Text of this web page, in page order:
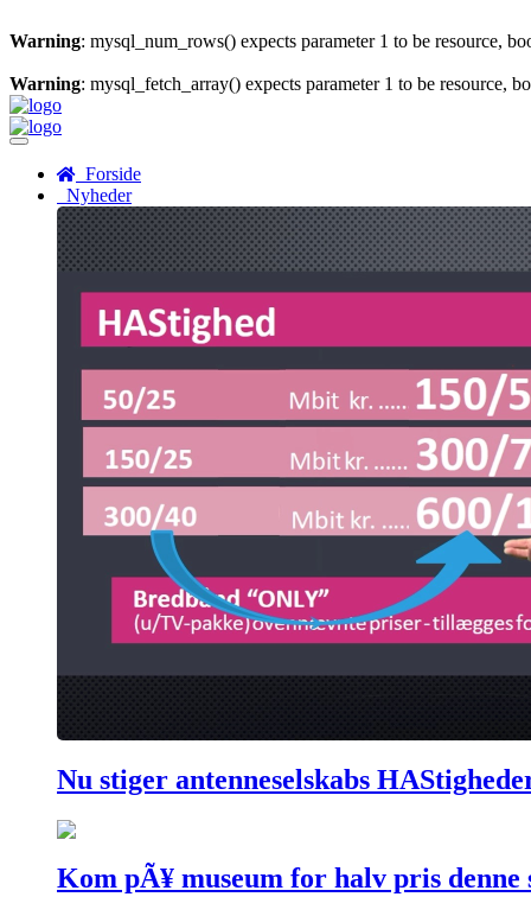
Warning: mysql_num_rows() expects parameter 1 to be resource,
Warning: mysql_fetch_array() expects parameter 1 to be resource,
Menu
Forside
Nyheder
Nu stiger antenneselskabs
Kom pÃ¥ museum for halv pris denne